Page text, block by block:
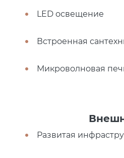
LED освещение
Встроенная
Микроволновая
Развитая